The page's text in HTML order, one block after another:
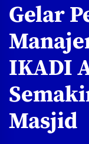
Gelar
IKADI
Masjid